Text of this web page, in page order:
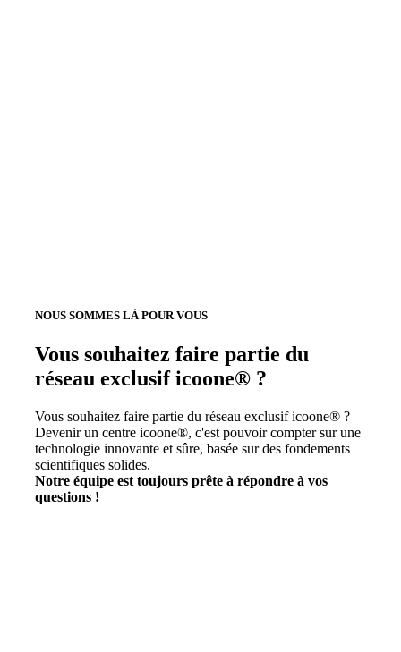
NOUS SOMMES LÀ POUR VOUS
Vous souhaitez faire partie du
réseau exclusif icoone® ?
Vous souhaitez faire partie du réseau exclusif icoone® ?
Devenir un centre icoone®, c'est pouvoir compter sur une
technologie innovante et sûre, basée sur des fondements
scientifiques solides.
Notre équipe est toujours prête à répondre à vos
questions !